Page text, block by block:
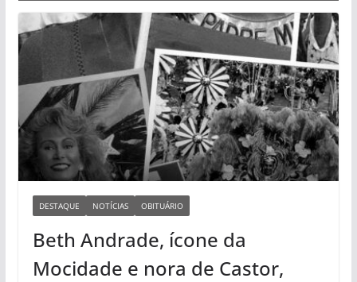
DESTAQUE NOTÍCIAS OBITUÁRIO
Beth Andrade, ícone da
Mocidade e nora de Castor,